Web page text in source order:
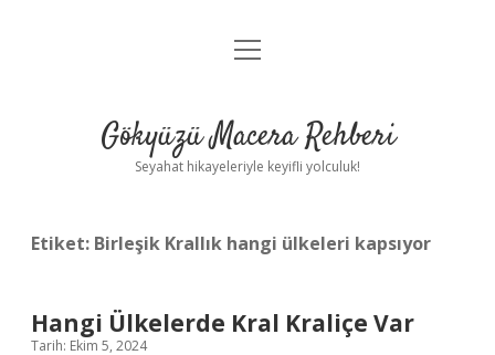
Anasayfa
Yasal Uyarı
menüyü
Gökyüzü Macera Rehberi
Seyahat hikayeleriyle keyifli yolculuk!
Etiket: Birleşik Krallık hangi ülkeleri kapsıyor
Hangi Ülkelerde Kral Kraliçe Var
Tarih: Ekim 5, 2024